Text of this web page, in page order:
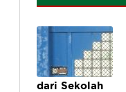
dari Sekolah